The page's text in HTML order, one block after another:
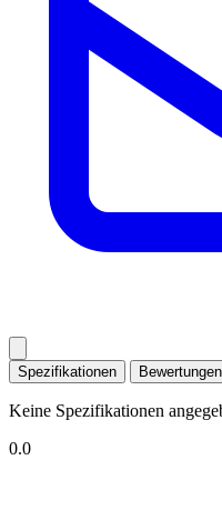
Spezifikationen
Keine Spezifikationen
0.0